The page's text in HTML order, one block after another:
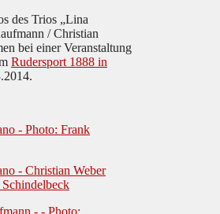
des Trios „Lina
/ Christian
bei einer Veranstaltung
Rudersport 1888 in